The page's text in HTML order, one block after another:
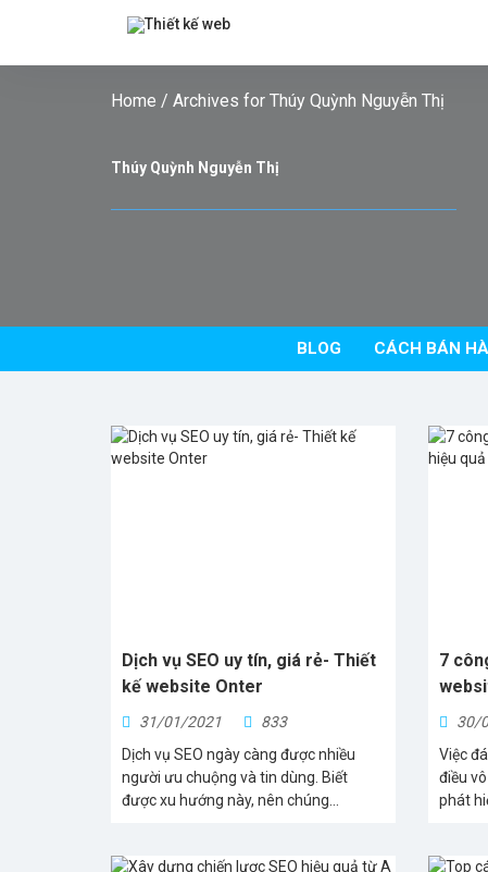
Home / Archives for Thúy Quỳnh Nguyễn Thị
Thúy Quỳnh Nguyễn Thị
BLOG CÁCH BÁN
Dịch vụ SEO uy tín, giá rẻ- Thiết
kế website Onter
31/01/2021
833
Dịch vụ SEO ngày càng được nhiều
người ưu chuộng và tin dùng. Biết
được xu hướng này, nên chúng...
7
30/
Việc
điều
phát